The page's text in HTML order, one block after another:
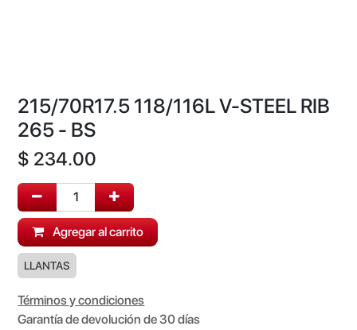
215/70R17.5 118/116L V-STEEL RIB
265 - BS
$ 234.00
Agregar al carrito
LLANTAS
Términos y condiciones
Garantía de devolución de 30 días